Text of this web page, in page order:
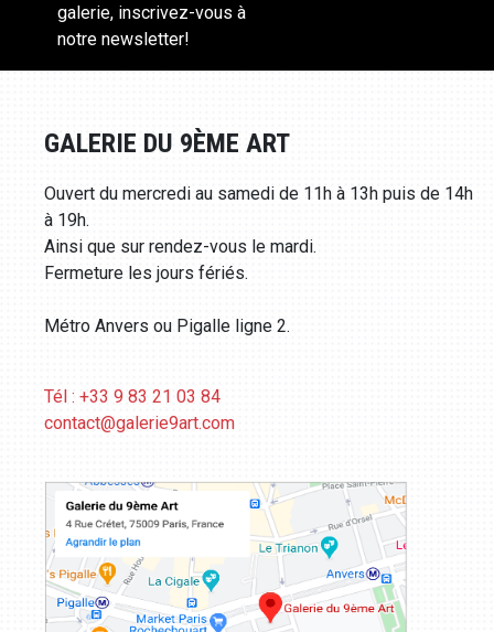
galerie, inscrivez-vous à
notre newsletter!
GALERIE DU 9ÈME ART
Ouvert du mercredi au samedi de 11h à 13h puis de 14h
à 19h.
Ainsi que sur rendez-vous le mardi.
Fermeture les jours fériés.
Métro Anvers ou Pigalle ligne 2.
Tél : +33 9 83 21 03 84
contact@galerie9art.com